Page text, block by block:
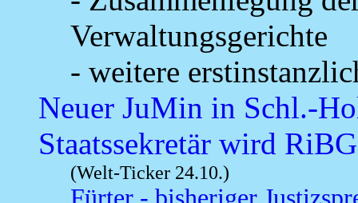
Verwaltungsgerichte
- weitere
Neuer JuMin in Schl.-
Staatssekretär wird
(Welt-Ticker 24.10.)